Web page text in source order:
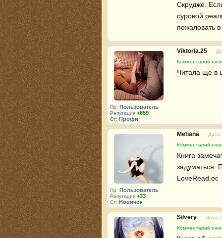
Скрудже.
суровой
пожаловать
Пр: Пользователь
Репутация:+659
Ст: Профи
Viktoria.25
Комментарий к
Читала ще в
Пр: Пользователь
Репутация:+33
Ст: Новичок
Metiana
Комментарий к
Книга
задуматься.
LoveRead.ec
Silvery
Дата:
Комментарий к